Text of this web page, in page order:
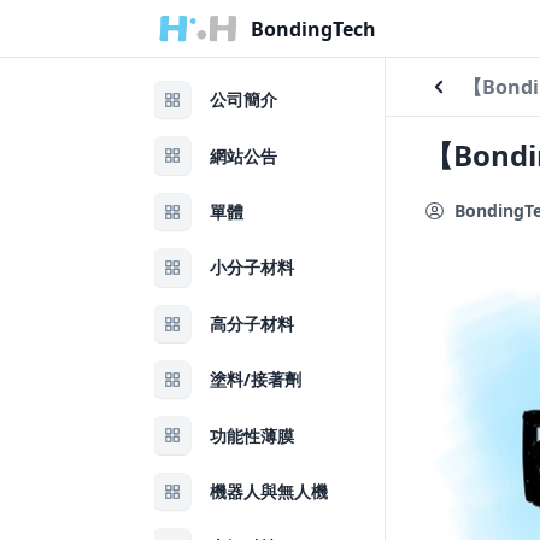
home BondingTech
公司簡介
網站公告
單體
小分子材料
高分子材料
塗料/接著劑
功能性薄膜
機器人與無人機
【
【